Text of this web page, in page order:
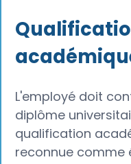
L'employé doit
diplôme
qualification
reconnue comme